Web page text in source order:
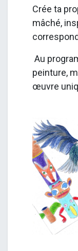
Crée ta
mâché,
Au
peinture,
œuvre